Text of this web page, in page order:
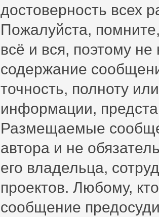
достоверность всех
Пожалуйста,
всё и вся, поэтому не
содержание
точность, полноту
информации,
Размещаемые
автора и не
его владельца,
проектов. Любому,
сообщение